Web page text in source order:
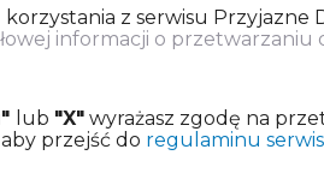
z serwisu Przyjazne
informacji o przetwarzaniu
lub "X" wyrażasz zgodę na
przejść do regulaminu